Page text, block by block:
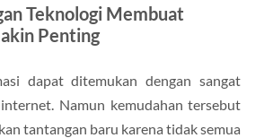
Teknologi Membuat
Penting
dapat ditemukan dengan sangat
Namun kemudahan tersebut
tantangan baru karena tidak semua